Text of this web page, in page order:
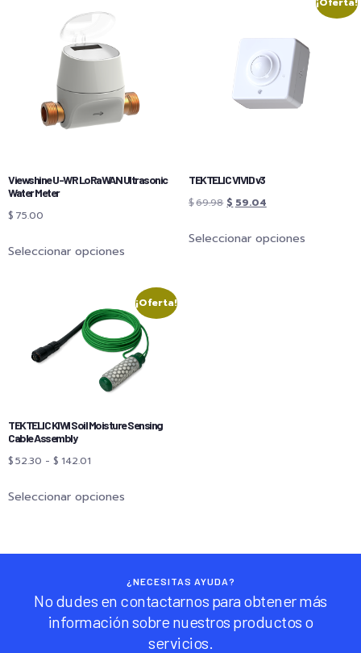
Viewshine U-WR LoRaWAN Ultrasonic
Water Meter
$ 75.00
Seleccionar opciones
TEKTELIC VIVID v3
$69.98 $ 59.04
Seleccionar opciones
¡Oferta!
TEKTELIC KIWI Soil Moisture Sensing
Cable Assembly
$52.30 - $ 142.01
Seleccionar opciones
¿NECESITAS AYUDA?
No dudes en contactarnos para obtener más
información sobre nuestros productos o
servicios.